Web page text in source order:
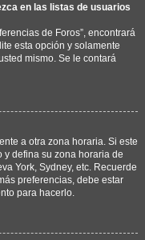
en las listas de usuarios
de Foros”, encontrará
esta opción y solamente
mismo. Se le contará
a otra zona horaria. Si este
y defina su zona horaria de
York, Sydney, etc. Recuerde
preferencias, debe estar
para hacerlo.